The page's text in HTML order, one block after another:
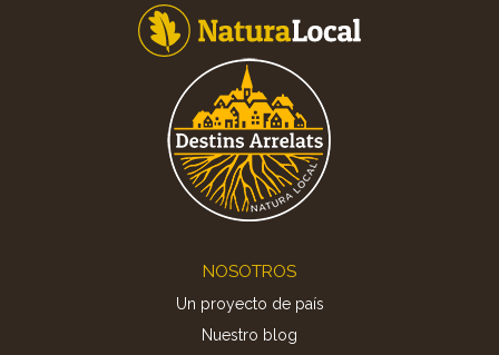
NOSOTROS
Un proyecto de país
Nuestro blog